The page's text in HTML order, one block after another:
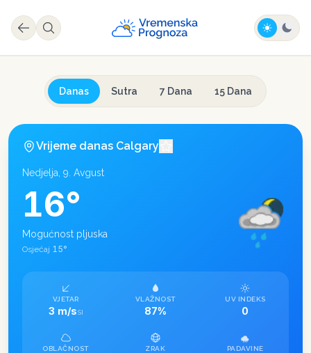
Danas Sutra 7 Dana 15 Dana
Vrijeme danas Calgary
Nedjelja, 9. Avgust
16°
Mogućnost pljuska
Osjećaj 15°
VJETAR
3 m/sSI
VLAŽNOST
87%
UV INDEKS
0
OBLAČNOST ZRAK PADAVINE